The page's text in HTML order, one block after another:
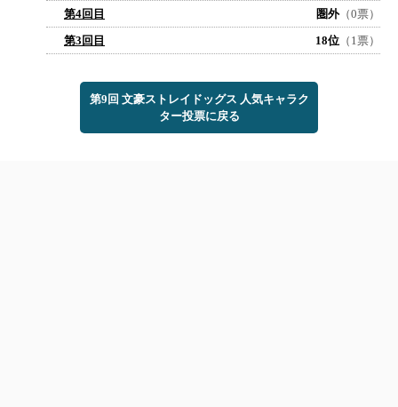
第4回目
圏外（0票）
第3回目
18位 （1票）
第9回 文豪ストレイドッグス 人気キャラク
ター投票に戻る